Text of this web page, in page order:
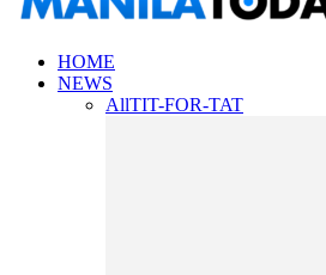
HOME
NEWS
AllTIT-FOR-TAT